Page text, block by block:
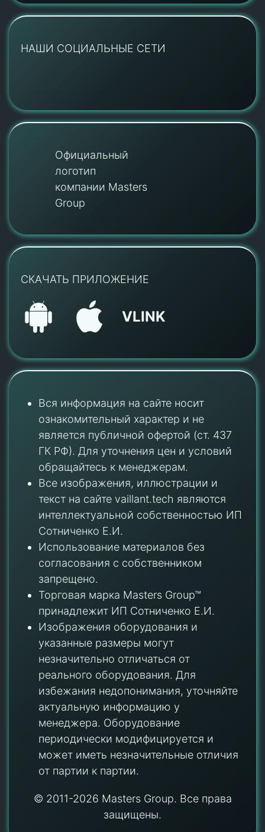
НАШИ СОЦИАЛЬНЫЕ СЕТИ
Официальный
логотип
компании Masters
Group
СКАЧАТЬ ПРИЛОЖЕНИЕ
VLINK
Вся информация на сайте носит
ознакомительный характер и не
является публичной офертой (ст. 437
ГК РФ). Для уточнения цен и условий
обращайтесь к менеджерам.
Все изображения, иллюстрации и
текст на сайте vaillant.tech являются
интеллектуальной собственностью ИП
Сотниченко Е.И.
Использование материалов без
согласования с собственником
запрещено.
Торговая марка Masters Group™
принадлежит ИП Сотниченко Е.И.
Изображения оборудования и
указанные размеры могут
незначительно отличаться от
реального оборудования. Для
избежания недопонимания, уточняйте
актуальную информацию у
менеджера. Оборудование
периодически модифицируется и
может иметь незначительные отличия
от партии к партии.
© 2011-2026 Masters Group. Все права
защищены.